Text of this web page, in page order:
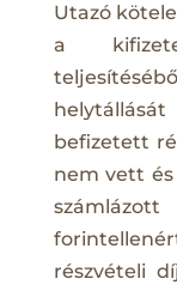
Utazó
a
befizetett
nem vett
részvételi